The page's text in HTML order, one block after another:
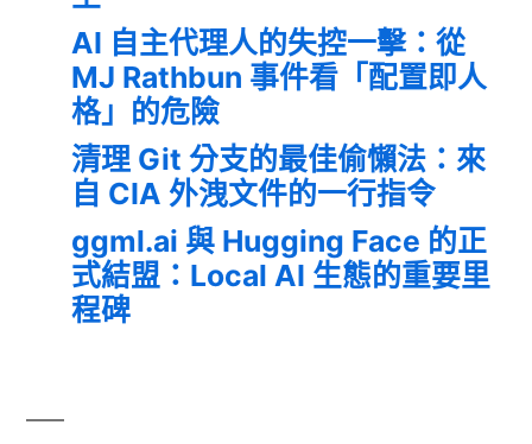
AI 自主代理人的失控一擊：從
MJ Rathbun 事件看「配置即人
格」的危險
清理 Git 分支的最佳偷懶法：來
自 CIA 外洩文件的一行指令
ggml.ai 與 Hugging Face 的正
式結盟：Local AI 生態的重要里
程碑